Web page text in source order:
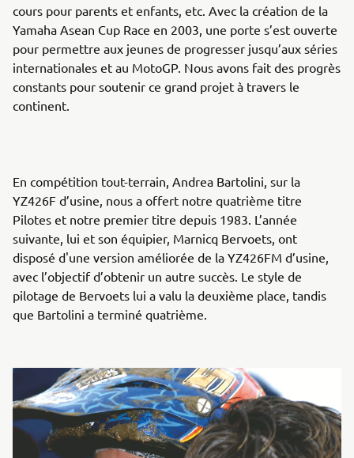
cours pour parents et enfants, etc. Avec la création de la
Yamaha Asean Cup Race en 2003, une porte s’est ouverte
pour permettre aux jeunes de progresser jusqu’aux séries
internationales et au MotoGP. Nous avons fait des progrès
constants pour soutenir ce grand projet à travers le
continent.
En compétition tout-terrain, Andrea Bartolini, sur la
YZ426F d’usine, nous a offert notre quatrième titre
Pilotes et notre premier titre depuis 1983. L’année
suivante, lui et son équipier, Marnicq Bervoets, ont
disposé d'une version améliorée de la YZ426FM d’usine,
avec l’objectif d’obtenir un autre succès. Le style de
pilotage de Bervoets lui a valu la deuxième place, tandis
que Bartolini a terminé quatrième.